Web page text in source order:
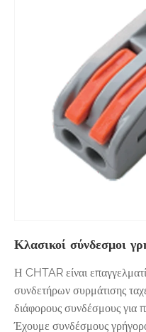
Κλασικοί σύνδεσμοι
Η CHTAR είναι
συνδετήρων συρμάτισης
διάφορους συνδέσμους για
Έχουμε συνδέσμους